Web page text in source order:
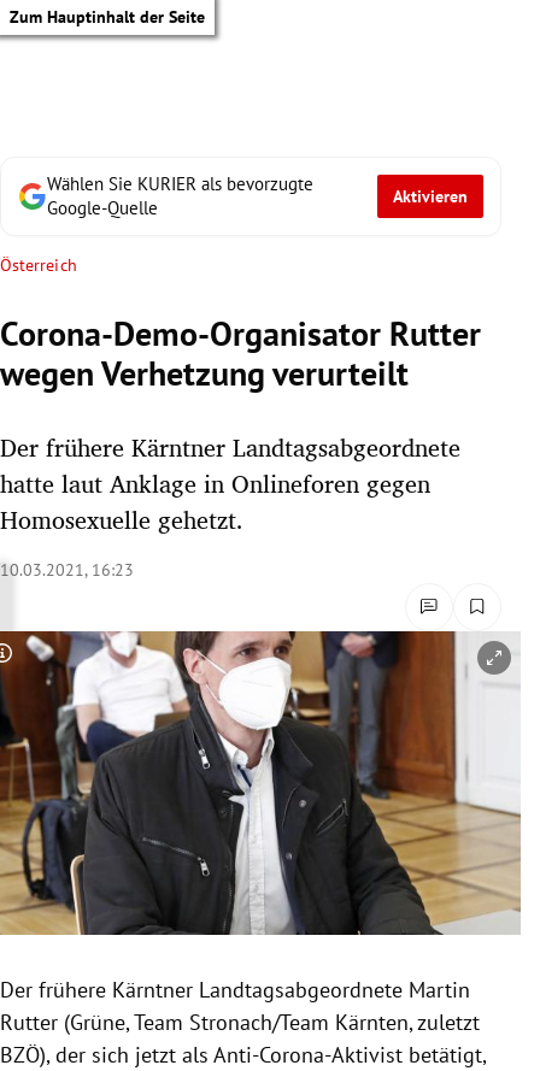
Zum Hauptinhalt der Seite
Untermenü
Untermenü
Untermenü
Untermenü
Untermenü
Untermenü
Untermenü
Untermenü
Wählen Sie KURIER als bevorzugte
Google-Quelle
Aktivieren
Österreich
Corona-Demo-Organisator Rutter
wegen Verhetzung verurteilt
Der frühere Kärntner Landtagsabgeordnete
hatte laut Anklage in Onlineforen gegen
Homosexuelle gehetzt.
10.03.2021, 16:23
Copyright-Hinweis öffnen/schließen
Der frühere Kärntner Landtagsabgeordnete Martin
Rutter (Grüne, Team Stronach/Team Kärnten, zuletzt
BZÖ), der sich jetzt als Anti-Corona-Aktivist betätigt,